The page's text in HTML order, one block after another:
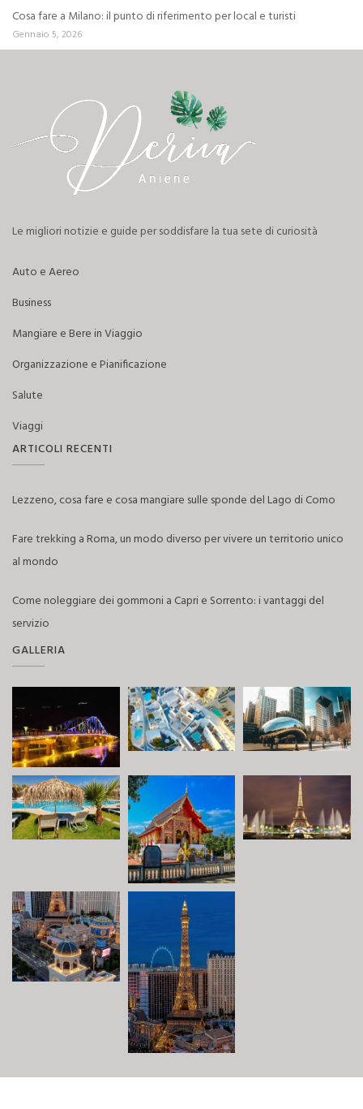
Cosa fare a Milano: il punto di riferimento per local e turisti
Gennaio 5, 2026
Le migliori notizie e guide per soddisfare la tua sete di curiosità
Auto e Aereo
Business
Mangiare e Bere in Viaggio
Organizzazione e Pianificazione
Salute
Viaggi
ARTICOLI RECENTI
Lezzeno, cosa fare e cosa mangiare sulle sponde del Lago di Como
Fare trekking a Roma, un modo diverso per vivere un territorio unico
al mondo
Come noleggiare dei gommoni a Capri e Sorrento: i vantaggi del
servizio
GALLERIA